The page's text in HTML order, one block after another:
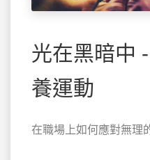
光在黑暗中
養運動
在職場上如何應對無理